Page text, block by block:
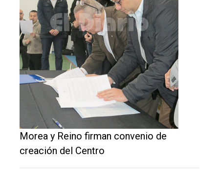
Balcarce
Inicio
Tendencia
Int.
General
Política
Cultura
Entrevistas
Rural
Morea y Reino firman convenio de
creación del Centro